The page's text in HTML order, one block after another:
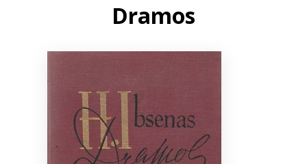
Bibliotekoms
Dramos